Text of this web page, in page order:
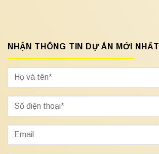
NHẬN THÔNG TIN DỰ ÁN MỚI NHẤT